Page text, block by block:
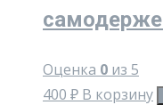
Оценка 0 из 5
400 ₽ В корзину